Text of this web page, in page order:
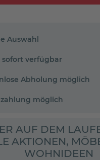
Auswahl
sofort verfügbar
Abholung möglich
möglich
AUF DEM
AKTIONEN,
WOHNIDEEN